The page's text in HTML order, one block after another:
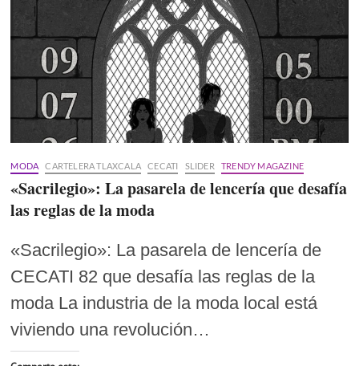
MODA CARTELERA TLAXCALA CECATI SLIDER TRENDY MAGAZINE
«Sacrilegio»: La pasarela de lencería que desafía
las reglas de la moda
«Sacrilegio»: La pasarela de lencería de
CECATI 82 que desafía las reglas de la
moda La industria de la moda local está
viviendo una revolución…